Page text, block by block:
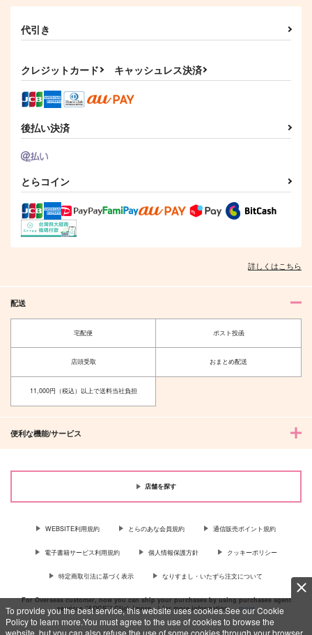
To provide you the best service, this website uses cookies.See our Cookie
Policy to learn more.You must agree to the use of cookies to browse the
website, but you can also refuse the use of some cookies through your browser
1,100
六年生×女夢主
カート
代引き
クレジットカード キャッシュレス決済
後払い決済
とらコイン
詳しくはこちら
配送
宅配便 ポスト投函
店頭受取 おまとめ配送
11,000円（税込）以上で送料当社負担
便利な機能/サービス
店舗を探す
WEBSITE利用規約 とらのあな会員規約 通信販売ポイント規約
電子書籍サービス利用規約 個人情報保護方針 クッキーポリシー
特定商取引法に基づく表示 なりすまし・いたずら注文について
For Overseas customer, now you can ship your purchases by using purchases agent
services “AOCS”! Click {more…} for more information …more